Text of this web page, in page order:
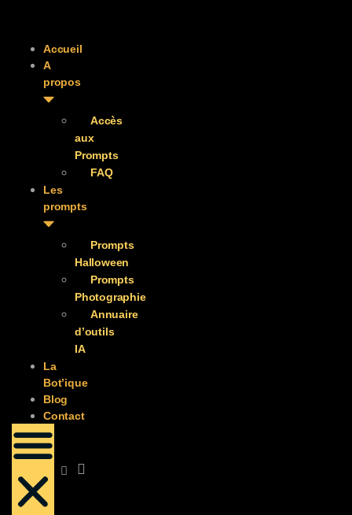
Accueil
A
propos
Accès
aux
Prompts
FAQ
Les
prompts
Prompts
Halloween
Prompts
Photographie
Annuaire
d’outils
IA
La
Bot’ique
Blog
Contact